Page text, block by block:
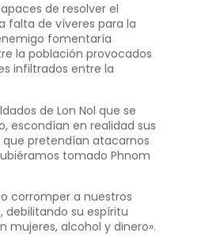
de resolver el
falta de víveres para la
fomentaría
la población provocados
infiltrados entre la
de Lon Nol que se
escondían en realidad sus
pretendían atacarnos
tomado Phnom
corromper a nuestros
su espíritu
mujeres, alcohol y dinero».